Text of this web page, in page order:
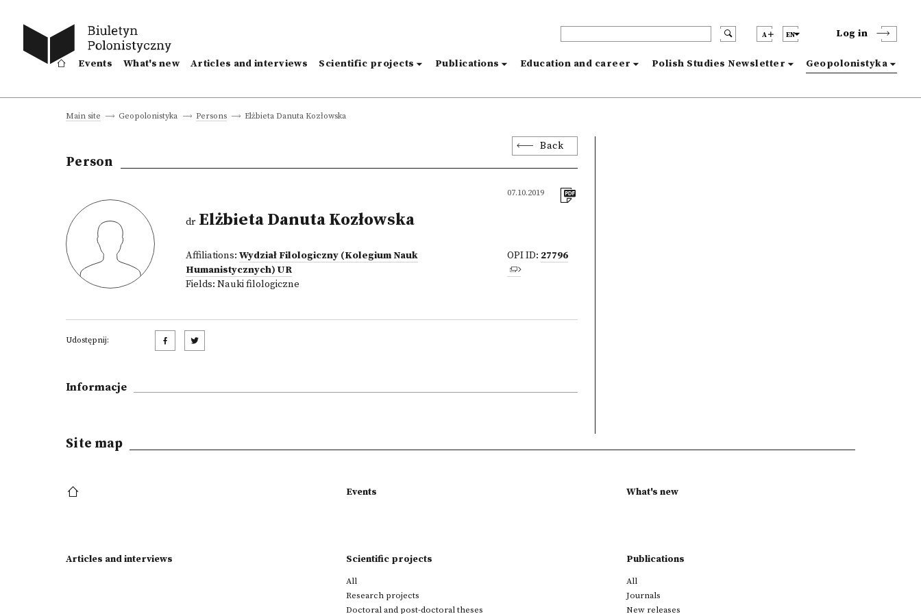
A EN Log in
Events What's new Articles and interviews Scientific projects Publications Education and career Polish Studies Newsletter Geopolonistyka
Main site Geopolonistyka Persons Elżbieta Danuta Kozłowska
Back
Person
07.10.2019
drElżbieta Danuta Kozłowska
Affiliations: Wydział Filologiczny (Kolegium Nauk
Humanistycznych) UR
Fields: Nauki filologiczne
OPI ID: 27796
Udostępnij:
Informacje
Site map
Events What's new
Articles and interviews Scientific projects
All
Research projects
Doctoral and post-doctoral theses
Publications
All
Journals
New releases